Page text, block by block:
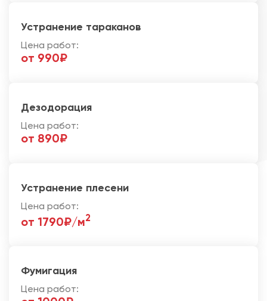
Устранение тараканов
Цена работ:
от 990₽
Дезодорация
Цена работ:
от 890₽
Устранение плесени
Цена работ:
от 1790₽/м2
Фумигация
Цена работ: